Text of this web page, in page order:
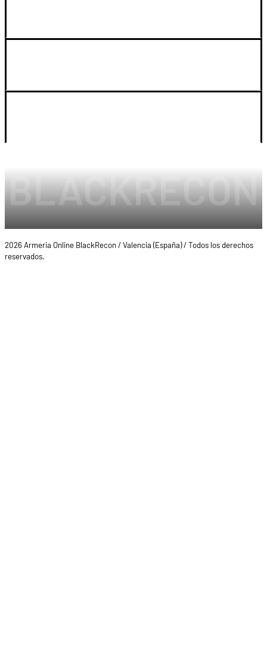
2026 Armeria Online BlackRecon / Valencia (España) / Todos los derechos
reservados.